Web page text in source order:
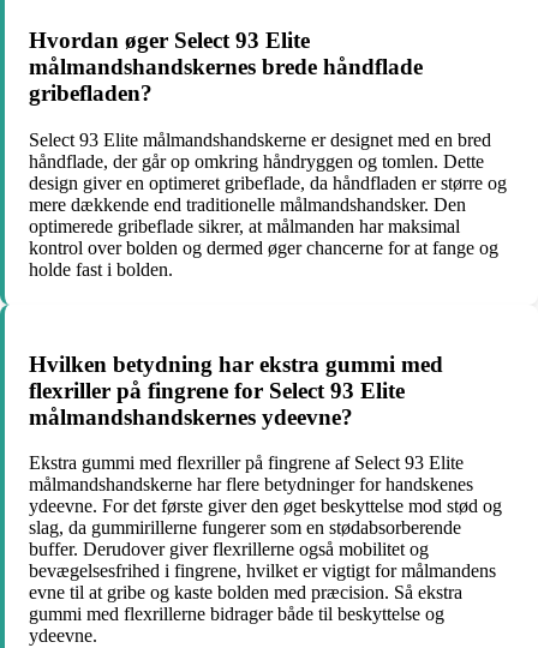
Hvordan øger Select 93 Elite
målmandshandskernes brede håndflade
gribefladen?
Select 93 Elite målmandshandskerne er designet med en bred
håndflade, der går op omkring håndryggen og tomlen. Dette
design giver en optimeret gribeflade, da håndfladen er større og
mere dækkende end traditionelle målmandshandsker. Den
optimerede gribeflade sikrer, at målmanden har maksimal
kontrol over bolden og dermed øger chancerne for at fange og
holde fast i bolden.
Hvilken betydning har ekstra gummi med
flexriller på fingrene for Select 93 Elite
målmandshandskernes ydeevne?
Ekstra gummi med flexriller på fingrene af Select 93 Elite
målmandshandskerne har flere betydninger for handskenes
ydeevne. For det første giver den øget beskyttelse mod stød og
slag, da gummirillerne fungerer som en stødabsorberende
buffer. Derudover giver flexrillerne også mobilitet og
bevægelsesfrihed i fingrene, hvilket er vigtigt for målmandens
evne til at gribe og kaste bolden med præcision. Så ekstra
gummi med flexrillerne bidrager både til beskyttelse og
ydeevne.